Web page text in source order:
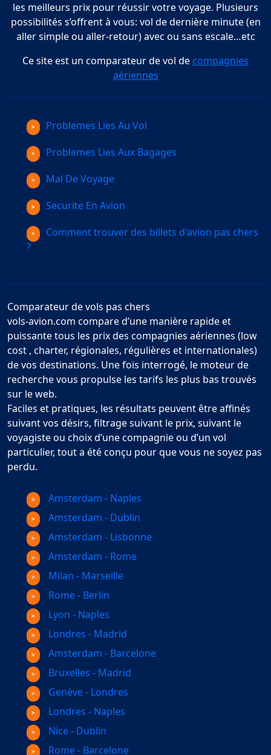
les meilleurs prix pour réussir votre voyage. Plusieurs
possibilités s’offrent à vous: vol de dernière minute (en
aller simple ou aller-retour) avec ou sans escale…etc
Ce site est un comparateur de vol de compagnies
aériennes
Problemes Lies Au Vol
Problemes Lies Aux Bagages
Mal De Voyage
Securite En Avion
Comment trouver des billets d'avion pas chers
?
Comparateur de vols pas chers
vols-avion.com compare d’une manière rapide et
puissante tous les prix des compagnies aériennes (low
cost , charter, régionales, régulières et internationales)
de vos destinations. Une fois interrogé, le moteur de
recherche vous propulse les tarifs les plus bas trouvés
sur le web.
Faciles et pratiques, les résultats peuvent être affinés
suivant vos désirs, filtrage suivant le prix, suivant le
voyagiste ou choix d’une compagnie ou d’un vol
particulier, tout a été conçu pour que vous ne soyez pas
perdu.
Amsterdam - Naples
Amsterdam - Dublin
Amsterdam - Lisbonne
Amsterdam - Rome
Milan - Marseille
Rome - Berlin
Lyon - Naples
Londres - Madrid
Amsterdam - Barcelone
Bruxelles - Madrid
Genève - Londres
Londres - Naples
Nice - Dublin
Rome - Barcelone